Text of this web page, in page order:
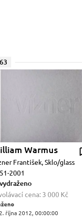
Warmus
František, Sklo/glass
2001
cena: 3 000 Kč
října 2012, 00:00:00